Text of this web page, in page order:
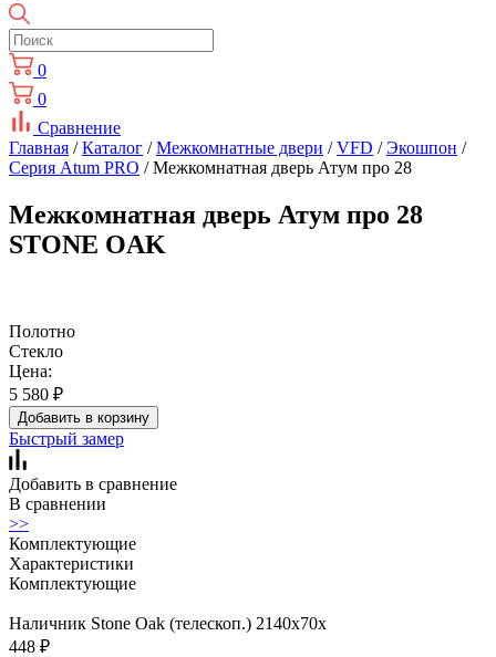
0
0
Сравнение
Главная /Каталог /Межкомнатные двери /VFD /Экошпон /
Серия Atum PRO / Межкомнатная дверь Атум про 28
Межкомнатная дверь Атум про 28
STONE OAK
Полотно
Стекло
Цена:
5 580 ₽
Добавить в корзину
Быстрый замер
Добавить в сравнение
В сравнении
>>
Комплектующие
Характеристики
Комплектующие
Наличник Stone Oak (телескоп.) 2140x70x
448 ₽